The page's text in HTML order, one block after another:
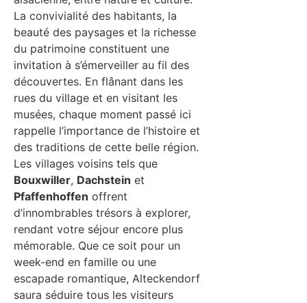
La convivialité des habitants, la
beauté des paysages et la richesse
du patrimoine constituent une
invitation à s’émerveiller au fil des
découvertes. En flânant dans les
rues du village et en visitant les
musées, chaque moment passé ici
rappelle l’importance de l’histoire et
des traditions de cette belle région.
Les villages voisins tels que
Bouxwiller, Dachstein et
Pfaffenhoffen offrent
d’innombrables trésors à explorer,
rendant votre séjour encore plus
mémorable. Que ce soit pour un
week-end en famille ou une
escapade romantique, Alteckendorf
saura séduire tous les visiteurs